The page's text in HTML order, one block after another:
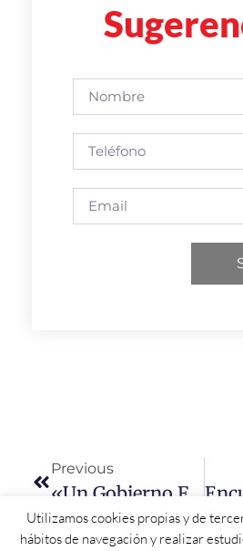
Previous
Utilizamos cookies propias y de
hábitos de navegación y realizar